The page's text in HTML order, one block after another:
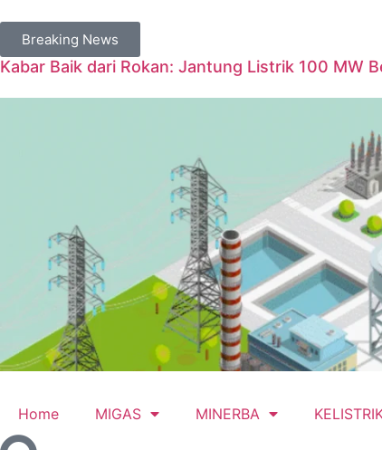
Breaking News
Kabar Baik dari Rokan: Jantung Listrik 100 MW
Home MIGAS MINERBA